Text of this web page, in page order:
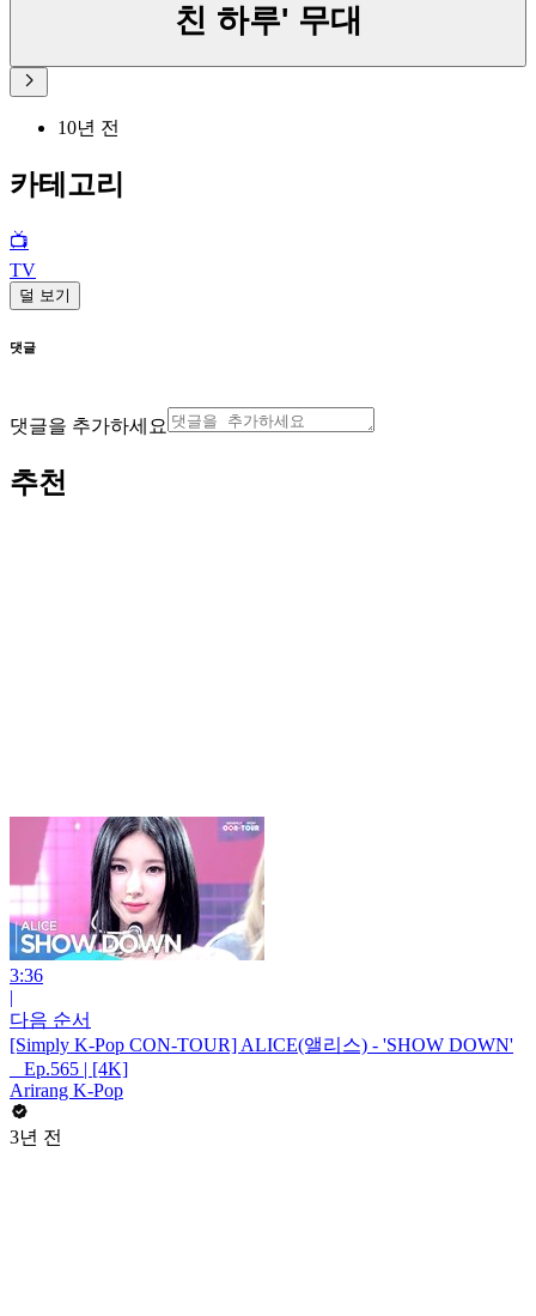
친 하루' 무대
10년 전
카테고리
📺
TV
덜 보기
댓글
댓글을 추가하세요
추천
3:36
|
다음 순서
[Simply K-Pop CON-TOUR] ALICE(앨리스) - 'SHOW DOWN'
_ Ep.565 | [4K]
Arirang K-Pop
3년 전